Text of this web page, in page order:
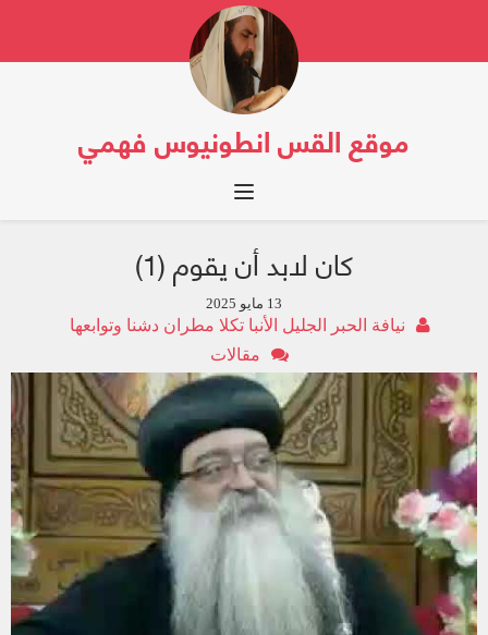
موقع القس انطونيوس فهمي
Toggle navigation
كان لابد أن يقوم (1)
13 مايو 2025
نيافة الحبر الجليل الأنبا تكلا مطران دشنا وتوابعها
مقالات